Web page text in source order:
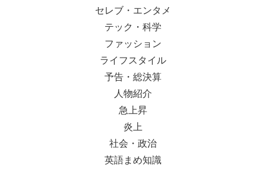
セレブ・エンタメ
テック・科学
ファッション
ライフスタイル
予告・総決算
人物紹介
急上昇
炎上
社会・政治
英語まめ知識